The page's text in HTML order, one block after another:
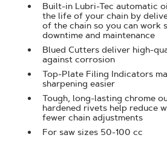
Built-in Lubri-Tec automatic
the life of your chain by
of the chain so you can work
downtime and maintenance
Blued Cutters deliver high-
against corrosion
Top-Plate Filing Indicators
sharpening easier
Tough, long-lasting chrome
hardened rivets help reduce
fewer chain adjustments
For saw sizes 50-100 cc